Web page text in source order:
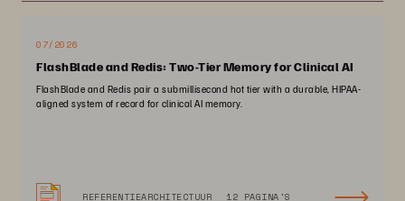
07/2026
FlashBlade and Redis: Two-Tier Memory for Clinical AI
FlashBlade and Redis pair a submillisecond hot tier with a durable, HIPAA-
aligned system of record for clinical AI memory.
REFERENTIEARCHITECTUUR 12 PAGINA'S